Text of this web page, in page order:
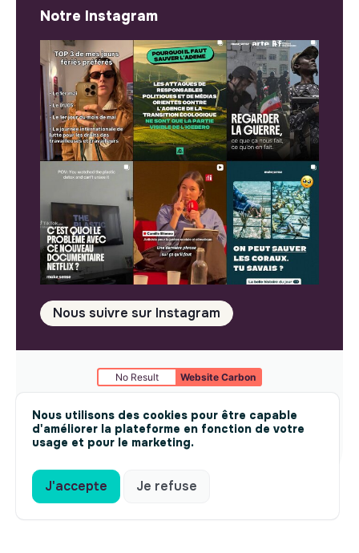
Nous utilisons des cookies pour être capable
d'améliorer la plateforme en fonction de votre
usage et pour le marketing.
J'accepte Je refuse
Notre Instagram
Nous suivre sur Instagram
No Result Website Carbon
Mentions légales© makesense 2024 -cookies